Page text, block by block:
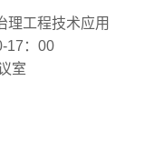
理工程技术应用
17：00
室